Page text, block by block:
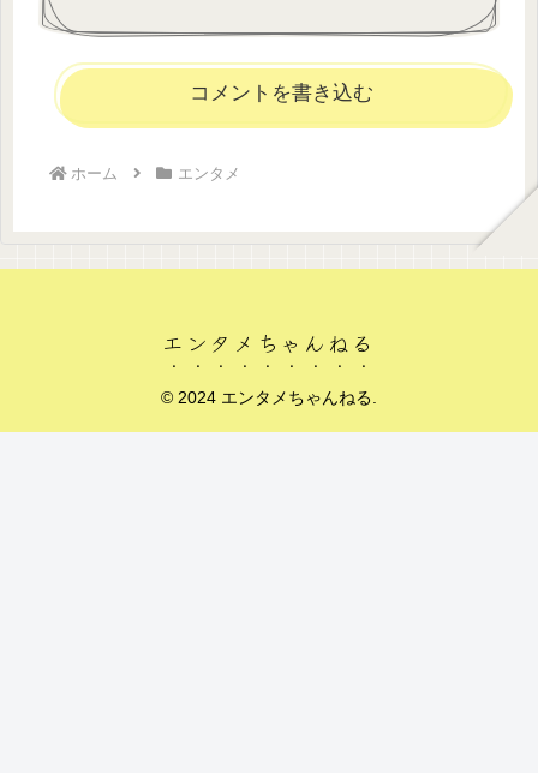
コメントを書き込む
ホーム エンタメ
エンタメちゃんねる
© 2024 エンタメちゃんねる.